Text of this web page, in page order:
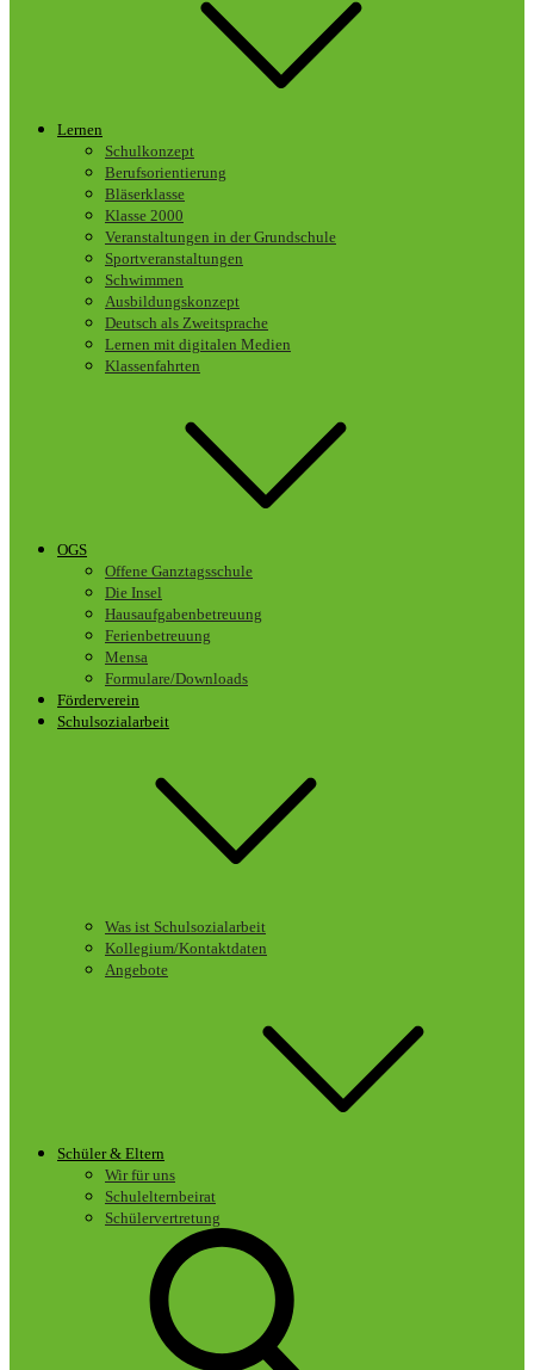
Lernen
Schulkonzept
Berufsorientierung
Bläserklasse
Klasse 2000
Veranstaltungen in der Grundschule
Sportveranstaltungen
Schwimmen
Ausbildungskonzept
Deutsch als Zweitsprache
Lernen mit digitalen Medien
Klassenfahrten
OGS
Offene Ganztagsschule
Die Insel
Hausaufgabenbetreuung
Ferienbetreuung
Mensa
Formulare/Downloads
Förderverein
Schulsozialarbeit
Was ist Schulsozialarbeit
Kollegium/Kontaktdaten
Angebote
Schüler & Eltern
Wir für uns
Schulelternbeirat
Schülervertretung